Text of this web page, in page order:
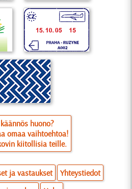
huono?
omaa vaihtoehtoa!
kiitollisia teille.
ja vastaukset
Yhteystiedot